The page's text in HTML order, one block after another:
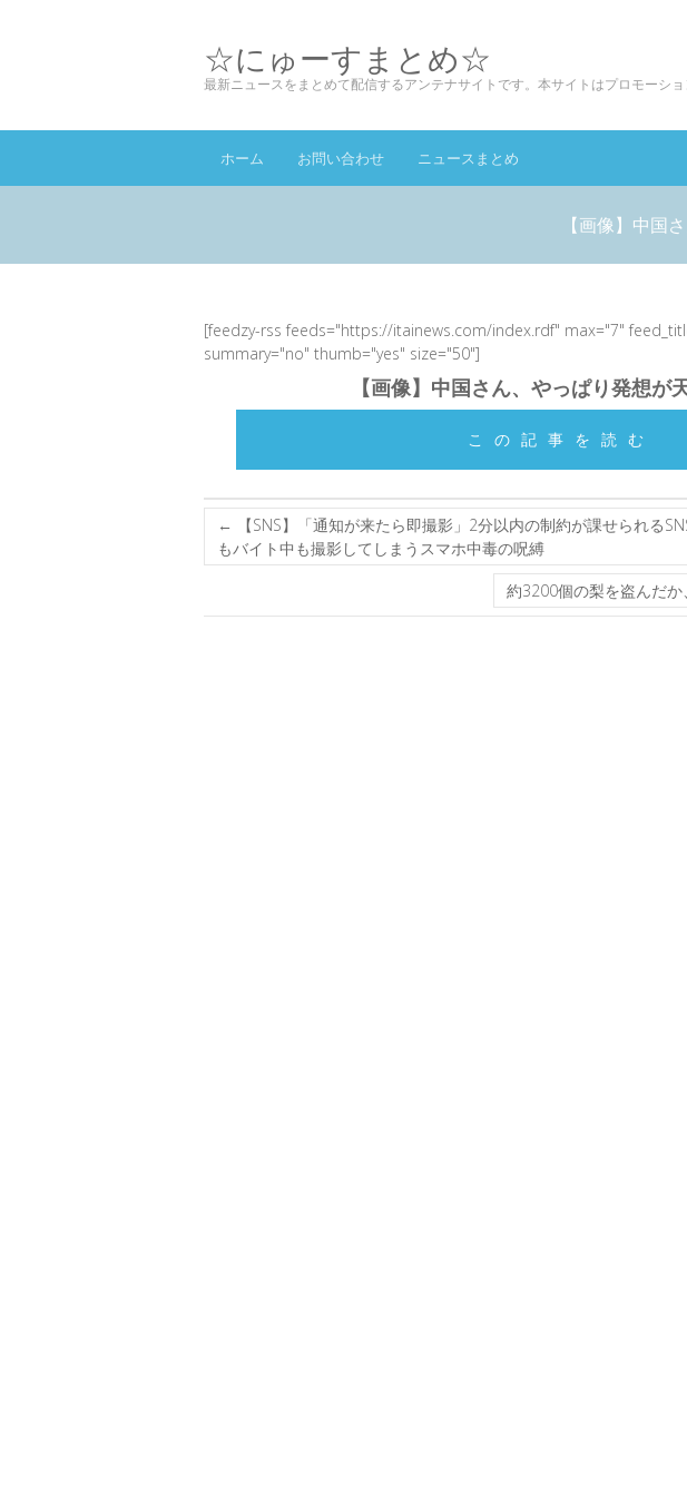
☆にゅーすまとめ☆
最新ニュースをまとめて配信するアンテナサイトです。本サイトはプロモーショ
ホーム お問い合わせ ニュースまとめ
【画像】中国
[feedzy-rss feeds="https://itainews.com/index.rdf" max="7"
summary="no" thumb="yes" size="50"]
【画像】中国さん、やっぱり発想が
この記事を読む
←
【SNS】「通知が来たら即撮影」2分以内の制約が課せられる
もバイト中も撮影してしまうスマホ中毒の呪縛
約3200個の梨を盗んだ